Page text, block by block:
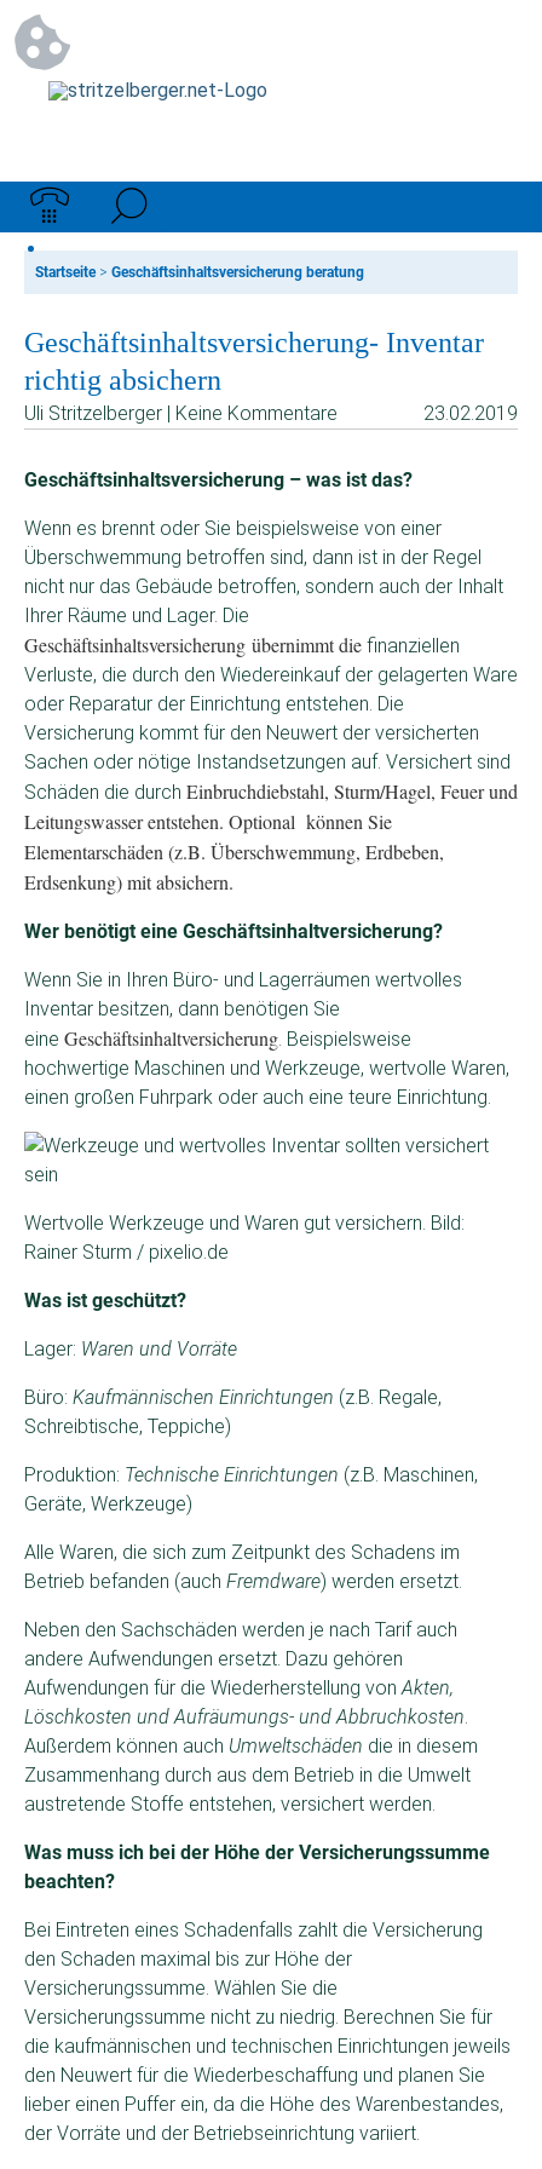
Startseite> Geschäftsinhaltsversicherung beratung
Geschäftsinhaltsversicherung- Inventar
richtig absichern
Uli Stritzelberger | Keine Kommentare 23.02.2019
Geschäftsinhaltsversicherung – was ist das?
Wenn es brennt oder Sie beispielsweise von einer
Überschwemmung betroffen sind, dann ist in der Regel
nicht nur das Gebäude betroffen, sondern auch der Inhalt
Ihrer Räume und Lager. Die
Geschäftsinhaltsversicherung übernimmt die finanziellen
Verluste, die durch den Wiedereinkauf der gelagerten Ware
oder Reparatur der Einrichtung entstehen. Die
Versicherung kommt für den Neuwert der versicherten
Sachen oder nötige Instandsetzungen auf. Versichert sind
Schäden die durch Einbruchdiebstahl, Sturm/Hagel, Feuer und
Leitungswasser entstehen. Optional können Sie
Elementarschäden (z.B. Überschwemmung, Erdbeben,
Erdsenkung) mit absichern.
Wer benötigt eine Geschäftsinhaltversicherung?
Wenn Sie in Ihren Büro- und Lagerräumen wertvolles
Inventar besitzen, dann benötigen Sie
eine Geschäftsinhaltversicherung. Beispielsweise
hochwertige Maschinen und Werkzeuge, wertvolle Waren,
einen großen Fuhrpark oder auch eine teure Einrichtung.
Wertvolle Werkzeuge und Waren gut versichern. Bild:
Rainer Sturm / pixelio.de
Was ist geschützt?
Lager: Waren und Vorräte
Büro: Kaufmännischen Einrichtungen (z.B. Regale,
Schreibtische, Teppiche)
Produktion: Technische Einrichtungen (z.B. Maschinen,
Geräte, Werkzeuge)
Alle Waren, die sich zum Zeitpunkt des Schadens im
Betrieb befanden (auch Fremdware) werden ersetzt.
Neben den Sachschäden werden je nach Tarif auch
andere Aufwendungen ersetzt. Dazu gehören
Aufwendungen für die Wiederherstellung vonAkten,
Löschkosten und Aufräumungs- und Abbruchkosten.
Außerdem können auch Umweltschäden die in diesem
Zusammenhang durch aus dem Betrieb in die Umwelt
austretende Stoffe entstehen, versichert werden.
Was muss ich bei der Höhe der Versicherungssumme
beachten?
Bei Eintreten eines Schadenfalls zahlt die Versicherung
den Schaden maximal bis zur Höhe der
Versicherungssumme. Wählen Sie die
Versicherungssumme nicht zu niedrig. Berechnen Sie für
die kaufmännischen und technischen Einrichtungen jeweils
den Neuwert für die Wiederbeschaffung und planen Sie
lieber einen Puffer ein, da die Höhe des Warenbestandes,
der Vorräte und der Betriebseinrichtung variiert.